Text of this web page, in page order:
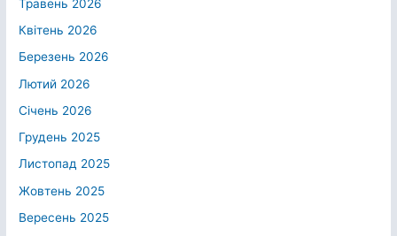
Травень 2026
Квітень 2026
Березень 2026
Лютий 2026
Січень 2026
Грудень 2025
Листопад 2025
Жовтень 2025
Вересень 2025